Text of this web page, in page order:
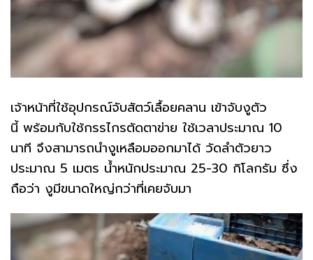
เจ้าหน้าที่ใช้อุปกรณ์จับสัตว์เลื้อยคลาน เข้าจับงูตัว
นี้ พร้อมกับใช้กรรไกรตัดตาข่าย ใช้เวลาประมาณ 10
นาที จึงสามารถนำงูเหลือมออกมาได้ วัดลำตัวยาว
ประมาณ 5 เมตร น้ำหนักประมาณ 25-30 กิโลกรัม ซึ่ง
ถือว่า งูมีขนาดใหญ่กว่าที่เคยจับมา